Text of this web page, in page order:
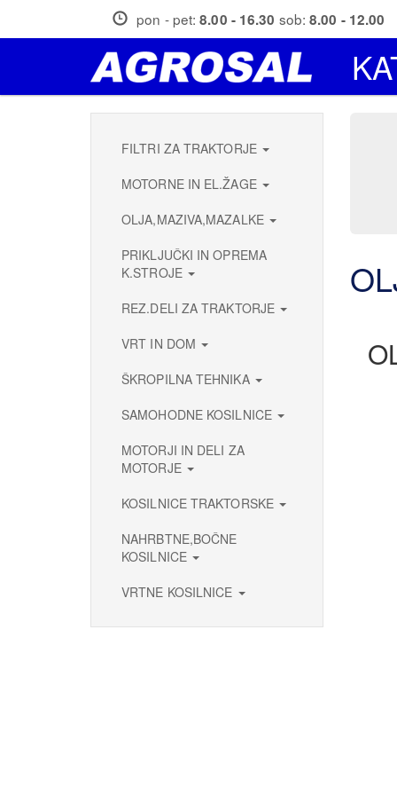
pon - pet:8.00 - 16.30 sob:8.00 - 12.00
FILTRI ZA TRAKTORJE
MOTORNE IN EL.ŽAGE
OLJA,MAZIVA,MAZALKE
PRIKLJUČKI IN OPREMA
K.STROJE
REZ.DELI ZA TRAKTORJE
VRT IN DOM
ŠKROPILNA TEHNIKA
SAMOHODNE KOSILNICE
MOTORJI IN DELI ZA
MOTORJE
KOSILNICE TRAKTORSKE
NAHRBTNE,BOČNE
KOSILNICE
VRTNE KOSILNICE